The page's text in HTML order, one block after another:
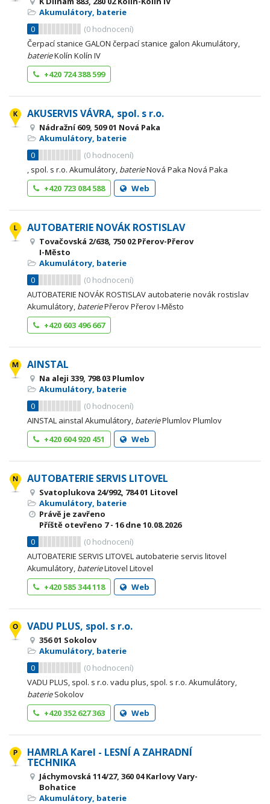
Akumulátory, baterie
0
(0 hodnocení)
Čerpací stanice GALON čerpací stanice galon Akumulátory,
baterieKolín Kolín IV
+420 724 388 599
AKUSERVIS VÁVRA, spol. s r.o.
Nádražní 609, 509 01 Nová Paka
Akumulátory, baterie
0
(0 hodnocení)
, spol. s r.o. Akumulátory, baterieNová Paka Nová Paka
+420 723 084 588
Web
AUTOBATERIE NOVÁK ROSTISLAV
Tovačovská 2/638, 750 02 Přerov-Přerov
I-Město
Akumulátory, baterie
0
(0 hodnocení)
AUTOBATERIE NOVÁK ROSTISLAV autobaterie novák rostislav
Akumulátory, bateriePřerov Přerov I-Město
+420 603 496 667
AINSTAL
Na aleji 339, 798 03 Plumlov
Akumulátory, baterie
0
(0 hodnocení)
AINSTAL ainstal Akumulátory, bateriePlumlov Plumlov
+420 604 920 451
Web
AUTOBATERIE SERVIS LITOVEL
Svatoplukova 24/992, 784 01 Litovel
Akumulátory, baterie
Právě je zavřeno
Příště otevřeno 7 - 16dne 10.08.2026
0
(0 hodnocení)
AUTOBATERIE SERVIS LITOVEL autobaterie servis litovel
Akumulátory, baterieLitovel Litovel
+420 585 344 118
Web
VADU PLUS, spol. s r.o.
356 01 Sokolov
Akumulátory, baterie
0
(0 hodnocení)
VADU PLUS, spol. s r.o. vadu plus, spol. s r.o. Akumulátory,
baterieSokolov
+420 352 627 363
Web
HAMRLA Karel - LESNÍ A ZAHRADNÍ
TECHNIKA
Jáchymovská 114/27, 360 04 Karlovy Vary-
Bohatice
Akumulátory, baterie